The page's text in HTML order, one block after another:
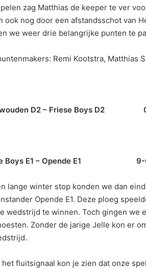
zag Matthias de keeper te ver
ook nog door een afstandsschot van
we weer drie belangrijke punten te
Remi Kootstra, Matthias
D2 – Friese Boys D2
Boys E1 – Opende E1 9-
lange winter stop konden we dan
Opende E1. Deze ploeg
wedstrijd te winnen. Toch gingen we
Zonder de jarige Jelle kon er
het fluitsignaal kon je zien dat onze